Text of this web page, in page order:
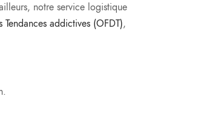
notre service logistique
addictives (OFDT),